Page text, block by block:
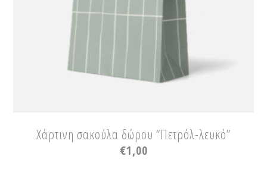
Χάρτινη σακούλα δώρου “Πετρόλ-λευκό”
€1,00